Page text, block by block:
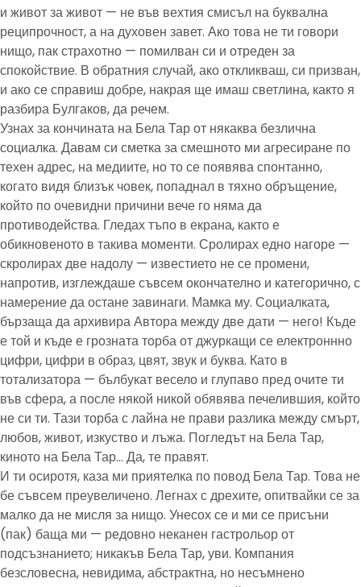
и живот за живот — не във вехтия смисъл на буквална
реципрочност, а на духовен завет. Ако това не ти говори
нищо, пак страхотно — помилван си и отреден за
спокойствие. В обратния случай, ако откликваш, си призван,
и ако се справиш добре, накрая ще имаш светлина, както я
разбира Булгаков, да речем.
Узнах за кончината на Бела Тар от някаква безлична
социалка. Давам си сметка за смешното ми агресиране по
техен адрес, на медиите, но то се появява спонтанно,
когато видя близък човек, попаднал в тяхно обръщение,
който по очевидни причини вече го няма да
противодейства. Гледах тъпо в екрана, както е
обикновеното в такива моменти. Сролирах едно нагоре —
скролирах две надолу — известието не се промени,
напротив, изглеждаше съвсем окончателно и категорично, с
намерение да остане завинаги. Мамка му. Социалката,
бързаща да архивира Автора между две дати — него! Къде
е той и къде е грозната торба от джуркащи се електроннно
цифри, цифри в образ, цвят, звук и буква. Като в
тотализатора — бълбукат весело и глупаво пред очите ти
във сфера, а после някой никой обявява печелившия, който
не си ти. Тази торба с лайна не прави разлика между смърт,
любов, живот, изкуство и лъжа. Погледът на Бела Тар,
киното на Бела Тар… Да, те правят.
И ти осиротя, каза ми приятелка по повод Бела Тар. Това не
бе съвсем преувеличено. Легнах с дрехите, опитвайки се за
малко да не мисля за нищо. Унесох се и ми се присъни
(пак) баща ми — редовно неканен гастрольор от
подсъзнанието; никакъв Бела Тар, уви. Компания
безсловесна, невидима, абстрактна, но несъмнено